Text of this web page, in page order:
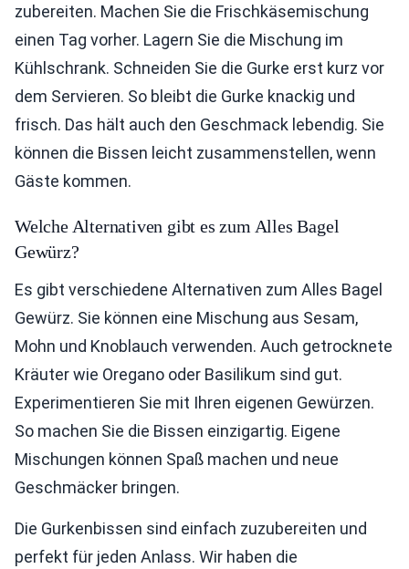
zubereiten. Machen Sie die Frischkäsemischung
einen Tag vorher. Lagern Sie die Mischung im
Kühlschrank. Schneiden Sie die Gurke erst kurz vor
dem Servieren. So bleibt die Gurke knackig und
frisch. Das hält auch den Geschmack lebendig. Sie
können die Bissen leicht zusammenstellen, wenn
Gäste kommen.
Welche Alternativen gibt es zum Alles Bagel
Gewürz?
Es gibt verschiedene Alternativen zum Alles Bagel
Gewürz. Sie können eine Mischung aus Sesam,
Mohn und Knoblauch verwenden. Auch getrocknete
Kräuter wie Oregano oder Basilikum sind gut.
Experimentieren Sie mit Ihren eigenen Gewürzen.
So machen Sie die Bissen einzigartig. Eigene
Mischungen können Spaß machen und neue
Geschmäcker bringen.
Die Gurkenbissen sind einfach zuzubereiten und
perfekt für jeden Anlass. Wir haben die